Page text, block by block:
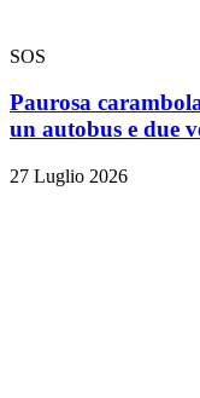
SOS
Paurosa
un autobus e due
27 Luglio 2026